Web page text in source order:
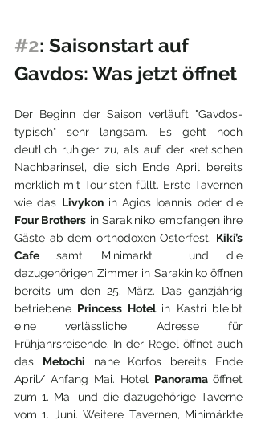
#2: Saisonstart auf
Gavdos: Was jetzt öffnet
Der Beginn der Saison verläuft "Gavdos-
typisch" sehr langsam. Es geht noch
deutlich ruhiger zu, als auf der kretischen
Nachbarinsel, die sich Ende April bereits
merklich mit Touristen füllt. Erste Tavernen
wie das Livykon
Four Brothers in Sarakiniko empfangen ihre
Gäste ab dem orthodoxen Osterfest. Kiki’s
Cafe samt Minimarkt  und die
dazugehörigen Zimmer in Sarakiniko öffnen
bereits um den 25. März. Das ganzjährig
betriebene Princess Hotel in Kastri bleibt
eine verlässliche Adresse für
Frühjahrsreisende. In der Regel öffnet auch
das Metochi nahe Korfos bereits Ende
April/ Anfang Mai. Hotel Panorama öffnet
zum 1. Mai und die dazugehörige Taverne
vom 1. Juni. Weitere Tavernen, Minimärkte